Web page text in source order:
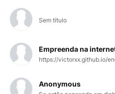
Sem título
Empreenda na
https://victorxx.github.io/
Anonymous